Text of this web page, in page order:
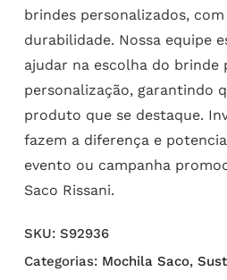
brindes personalizados,
durabilidade. Nossa equipe
ajudar na escolha do brinde
personalização, garantindo
produto que se destaque.
fazem a diferença e
evento ou campanha
Saco Rissani.
SKU: S92936
Categorias: Mochila Saco,